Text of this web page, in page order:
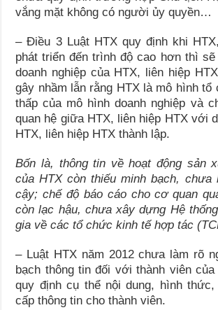
vắng mặt không có người ủy quyền…
– Điều 3 Luật HTX quy định khi
phát triển đến trình độ cao hơn thì
doanh nghiệp của HTX, liên hiệp
gây nhầm lẫn rằng HTX là mô hình
thấp của mô hình doanh nghiệp và
quan hệ giữa HTX, liên hiệp HTX với
HTX, liên hiệp HTX thành lập.
Bốn là, thông tin về hoạt động sản
của HTX còn thiếu minh bạch, chưa
cậy; chế độ báo cáo cho cơ quan
còn lạc hậu, chưa xây dựng Hệ
gia về các tổ chức kinh tế hợp tác
– Luật HTX năm 2012 chưa làm rõ
bạch thông tin đối với thành viên của
quy định cụ thể nội dung, hình
cấp thông tin cho thành viên.